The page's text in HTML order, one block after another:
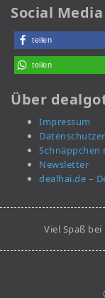
Social
teilen
teilen
Über
Impressum
Schnäppchen
Newsletter
dealhai.de –
Viel Spaß